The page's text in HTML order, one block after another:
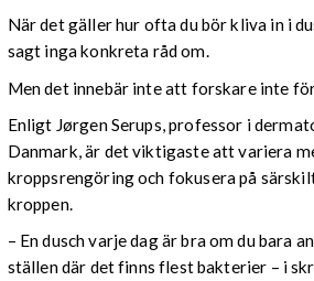
När det gäller hur ofta du bör kliva in i
sagt inga konkreta råd om.
Men det innebär inte att forskare inte
Enligt Jørgen Serups, professor i
Danmark, är det viktigaste att variera
kroppsrengöring och fokusera på
kroppen.
– En dusch varje dag är bra om du bara
ställen där det finns flest bakterier – i